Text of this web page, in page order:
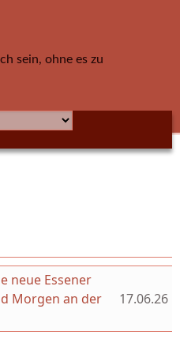
sein, ohne es zu
Reiter)
neue Essener
Morgen an der
17.06.26